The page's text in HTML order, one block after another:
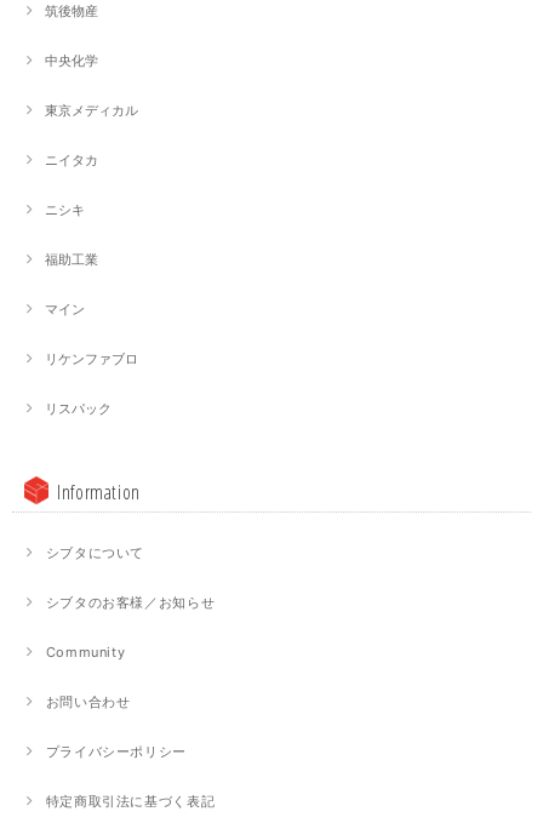
筑後物産
中央化学
東京メディカル
ニイタカ
ニシキ
福助工業
マイン
リケンファブロ
リスパック
Information
シブタについて
シブタのお客様／お知らせ
Community
お問い合わせ
プライバシーポリシー
特定商取引法に基づく表記